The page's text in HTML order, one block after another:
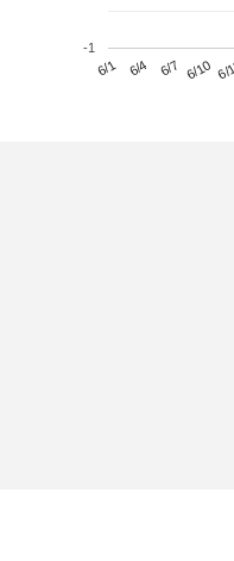
6/1 6/4 6/7 6/10 6/
-1